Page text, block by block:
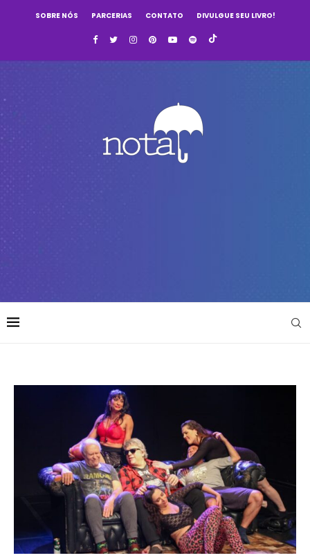
SOBRE NÓS PARCERIAS CONTATO DIVULGUE SEU LIVRO!